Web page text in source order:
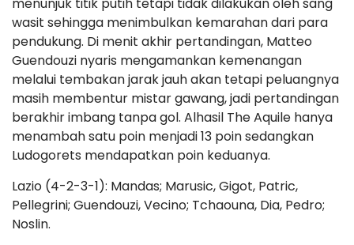
wasit sehingga menimbulkan kemarahan dari para
pendukung. Di menit akhir pertandingan, Matteo
Guendouzi nyaris mengamankan kemenangan
melalui tembakan jarak jauh akan tetapi peluangnya
masih membentur mistar gawang, jadi pertandingan
berakhir imbang tanpa gol. Alhasil The Aquile hanya
menambah satu poin menjadi 13 poin sedangkan
Ludogorets mendapatkan poin keduanya.
Lazio (4-2-3-1): Mandas; Marusic, Gigot, Patric,
Pellegrini; Guendouzi, Vecino; Tchaouna, Dia, Pedro;
Noslin.